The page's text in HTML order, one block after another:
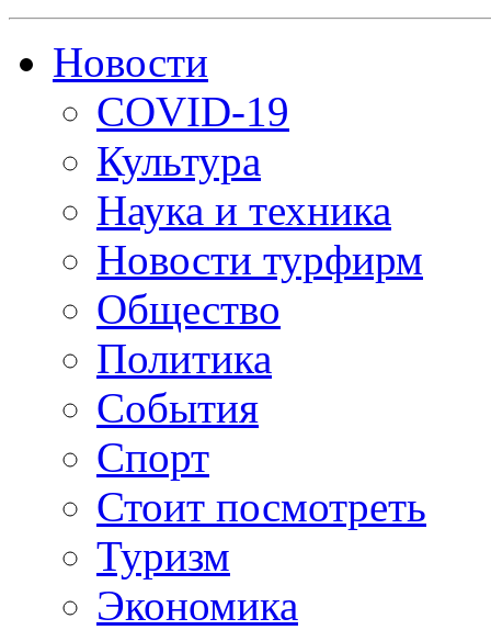
Новости
COVID-19
Культура
Наука и техника
Новости турфирм
Общество
Политика
События
Спорт
Стоит посмотреть
Туризм
Экономика